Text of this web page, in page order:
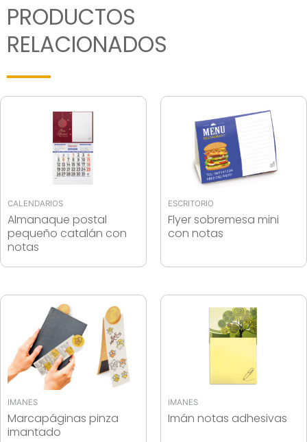
PRODUCTOS
RELACIONADOS
CALENDARIOS
Almanaque postal
pequeño catalán con
notas
ESCRITORIO
Flyer sobremesa mini
con notas
IMANES
Marcapáginas pinza
imantado
IMANES
Imán notas adhesivas